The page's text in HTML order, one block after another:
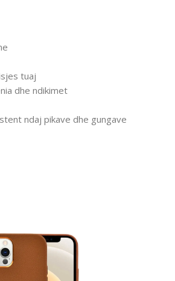
tuaj
dhe ndikimet
ndaj pikave dhe gungave